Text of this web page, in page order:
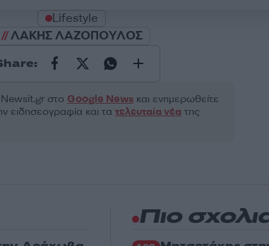
Lifestyle
ΛΑΚΗΣ ΛΑΖΟΠΟΥΛΟΣ
στο Google Newsκαι ενημερωθείτε
ειδησεογραφία και τα τελευταία νέατης
Πιο